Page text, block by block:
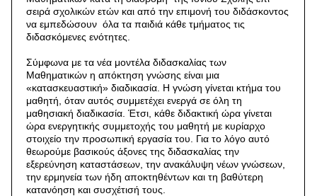
σειρά σχολικών ετών και από την επιμονή του διδάσκοντος
να εμπεδώσουν όλα τα παιδιά κάθε τμήματος τις
διδασκόμενες ενότητες.
Σύμφωνα με τα νέα μοντέλα διδασκαλίας των
Μαθηματικών η απόκτηση γνώσης είναι μια
«κατασκευαστική» διαδικασία. Η γνώση γίνεται κτήμα του
μαθητή, όταν αυτός συμμετέχει ενεργά σε όλη τη
μαθησιακή διαδικασία. Έτσι, κάθε διδακτική ώρα γίνεται
ώρα ενεργητικής συμμετοχής του μαθητή με κυρίαρχο
στοιχείο την προσωπική εργασία του. Για το λόγο αυτό
θεωρούμε βασικούς άξονες της διδασκαλίας την
εξερεύνηση καταστάσεων, την ανακάλυψη νέων γνώσεων,
την ερμηνεία των ήδη αποκτηθέντων και τη βαθύτερη
κατανόηση και συσχέτισή τους.